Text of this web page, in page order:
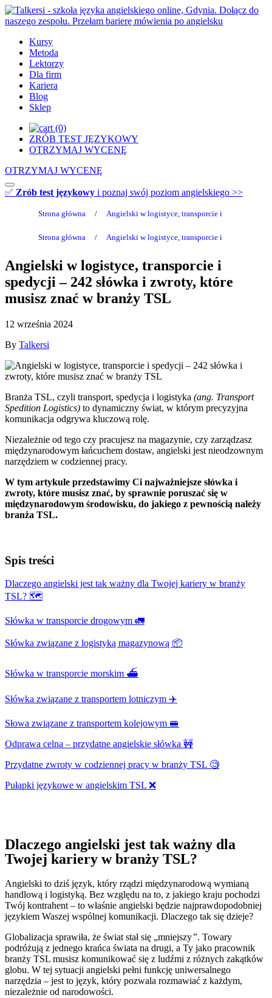
Przejdź
do
Kursy
Metoda
Lektorzy
Dla firm
Kariera
Blog
Sklep
(0)
ZRÓB TEST JĘZYKOWY
OTRZYMAJ WYCENĘ
OTRZYMAJ WYCENĘ
✅ Zrób test językowy i poznaj swój poziom angielskiego >>
Strona główna / Angielski w logistyce, transporcie i
Strona główna / Angielski w logistyce, transporcie i
Angielski w logistyce, transporcie i
spedycji – 242 słówka i zwroty, które
musisz znać w branży TSL
12 września 2024
By Talkersi
Branża TSL, czyli transport, spedycja i logistyka (ang. Transport
Spedition Logistics) to dynamiczny świat, w którym precyzyjna
komunikacja odgrywa kluczową rolę.
Niezależnie od tego czy pracujesz na magazynie, czy zarządzasz
międzynarodowym łańcuchem dostaw, angielski jest nieodzownym
narzędziem w codziennej pracy.
W tym artykule przedstawimy Ci najważniejsze słówka i
zwroty, które musisz znać, by sprawnie poruszać się w
międzynarodowym środowisku, do jakiego z pewnością należy
branża TSL.
Spis treści
Dlaczego angielski jest tak ważny dla Twojej kariery w branży
TSL? 🗺
Słówka w transporcie drogowym 🚛
Słówka związane z logistyką magazynową 📦
Słówka w transporcie morskim ⛴
Słówka związane z transportem lotniczym ✈️
Słowa związane z transportem kolejowym 🚝
Odprawa celna – przydatne angielskie słówka 🚧
Przydatne zwroty w codziennej pracy w branży TSL 🧐
Pułapki językowe w angielskim TSL ❌
Dlaczego angielski jest tak ważny dla
Twojej kariery w branży TSL?
Angielski to dziś język, który rządzi międzynarodową wymianą
handlową i logistyką. Bez względu na to, z jakiego kraju pochodzi
Twój kontrahent – to właśnie angielski będzie najprawdopodobniej
językiem Waszej wspólnej komunikacji. Dlaczego tak się dzieje?
Globalizacja sprawiła, że świat stał się „mniejszy”. Towary
podróżują z jednego krańca świata na drugi, a Ty jako pracownik
branży TSL musisz komunikować się z ludźmi z różnych zakątków
globu. W tej sytuacji angielski pełni funkcję uniwersalnego
narzędzia – jest to język, który pozwala rozmawiać z każdym,
niezależnie od narodowości.